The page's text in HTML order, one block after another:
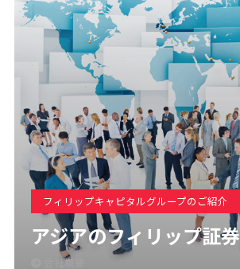
フィリップキャピタルグループのご紹介
アジアのフィリップ証券
会社概要